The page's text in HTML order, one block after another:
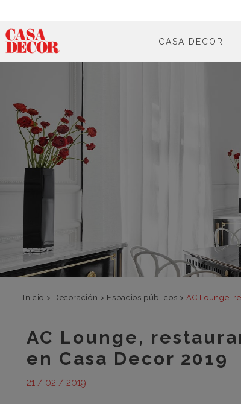
CASA DECOR
Inicio > Decoración > Espacios públicos >AC Lounge,
AC Lounge,
en Casa Decor 2019
21 / 02 / 2019